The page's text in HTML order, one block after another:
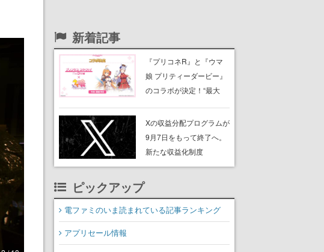
新着記事
『プリコネR』と『ウマ
娘 プリティーダービー』
のコラボが決定！“最大
ンペーンなども発表
Xの収益分配プログラムが
9月7日をもって終了へ。
新たな収益化制度
「Original Content
ピックアップ
電ファミのいま読まれている記事ランキング
アプリセール情報